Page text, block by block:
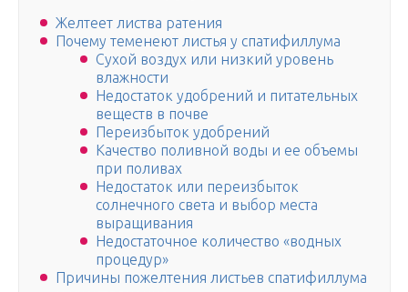
Желтеет листва ратения
Почему теменеют листья у спатифиллума
Сухой воздух или низкий уровень
влажности
Недостаток удобрений и питательных
веществ в почве
Переизбыток удобрений
Качество поливной воды и ее объемы
при поливах
Недостаток или переизбыток
солнечного света и выбор места
выращивания
Недостаточное количество «водных
процедур»
Причины пожелтения листьев спатифиллума